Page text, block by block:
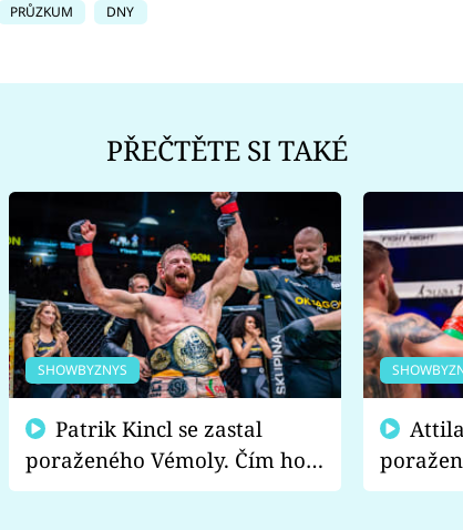
PRŮZKUM DNY
PŘEČTĚTE SI TAKÉ
SHOWBYZNYS
poraženého Vémoly. Čím ho
fanoušci naštvali?
chce